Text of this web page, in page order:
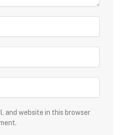
and website in this browser